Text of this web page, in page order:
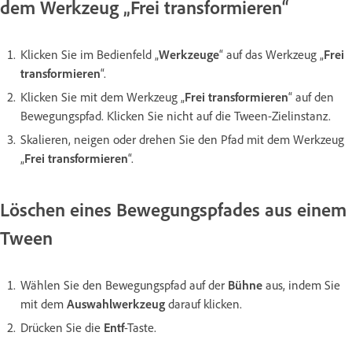
dem Werkzeug „Frei transformieren“
Klicken Sie im Bedienfeld „Werkzeuge“ auf das Werkzeug „Frei
transformieren“.
Klicken Sie mit dem Werkzeug „Frei transformieren“ auf den
Bewegungspfad. Klicken Sie nicht auf die Tween-Zielinstanz.
Skalieren, neigen oder drehen Sie den Pfad mit dem Werkzeug
„Frei transformieren“.
Löschen eines Bewegungspfades aus einem
Tween
Wählen Sie den Bewegungspfad auf der Bühne aus, indem Sie
mit dem Auswahlwerkzeug darauf klicken.
Drücken Sie die Entf-Taste.